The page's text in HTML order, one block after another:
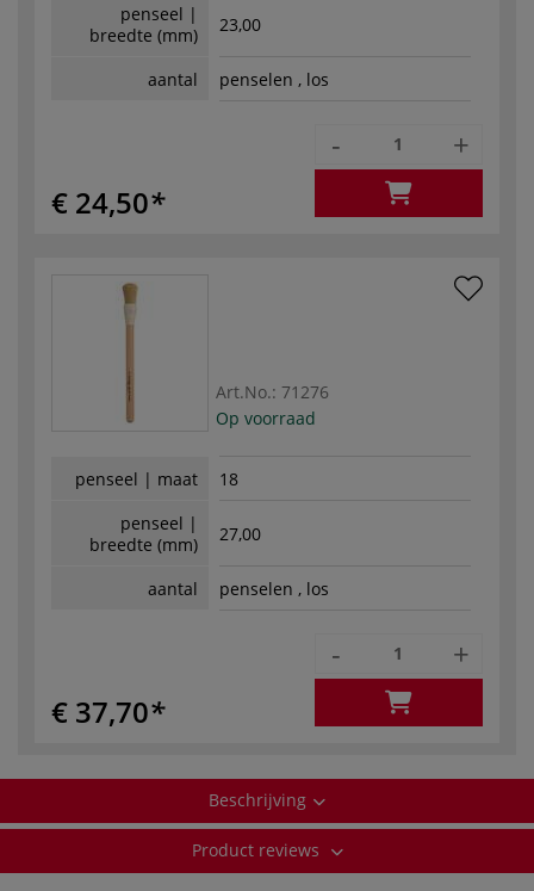
penseel |
breedte (mm)
23,00
aantal penselen , los
€ 24,50
- +
Art.No.: 71276
Op voorraad
penseel | maat
18
penseel |
breedte (mm)
27,00
aantal penselen , los
€ 37,70
- +
Beschrijving
Product reviews